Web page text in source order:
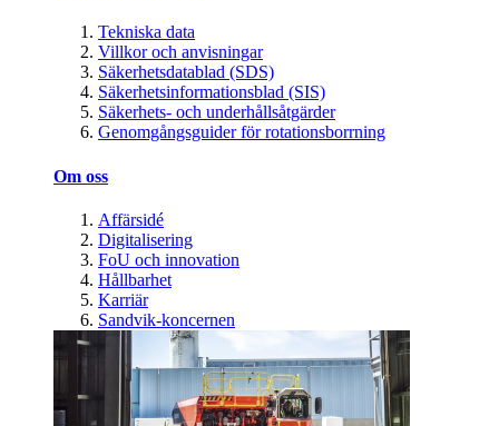
Tekniska data
Villkor och anvisningar
Säkerhetsdatablad (SDS)
Säkerhetsinformationsblad (SIS)
Säkerhets- och underhållsåtgärder
Genomgångsguider för rotationsborrning
Om oss
Affärsidé
Digitalisering
FoU och innovation
Hållbarhet
Karriär
Sandvik-koncernen